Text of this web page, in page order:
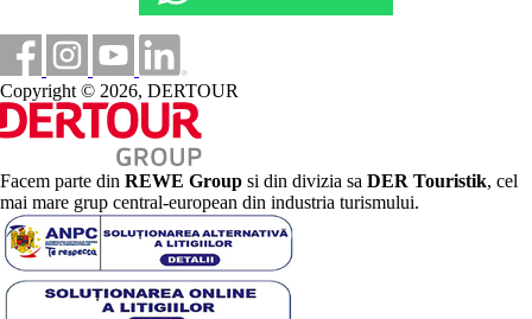
Copyright © 2026, DERTOUR
Facem parte din REWE Group si din divizia sa DER Touristik, cel
mai mare grup central-european din industria turismului.